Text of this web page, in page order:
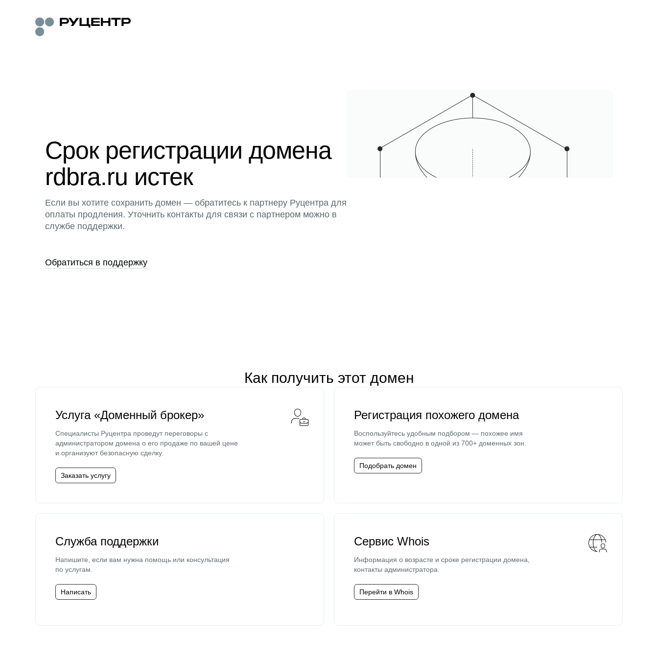
Срок регистрации домена
rdbra.ru истек
Если вы хотите сохранить домен — обратитесь к партнеру Руцентра для
оплаты продления. Уточнить контакты для связи с партнером можно в
службе поддержки.
Обратиться в поддержку
Как получить этот домен
Услуга «Доменный брокер»
Специалисты Руцентра проведут переговоры с
администратором домена о его продаже по вашей цене
и организуют безопасную сделку.
Заказать услугу
Регистрация похожего домена
Воспользуйтесь удобным подбором — похожее имя
может быть свободно в одной из 700+ доменных зон.
Подобрать домен
Служба поддержки
Напишите, если вам нужна помощь или консультация
по услугам.
Написать
Сервис Whois
Информация о возрасте и сроке регистрации домена,
контакты администратора.
Перейти в Whois